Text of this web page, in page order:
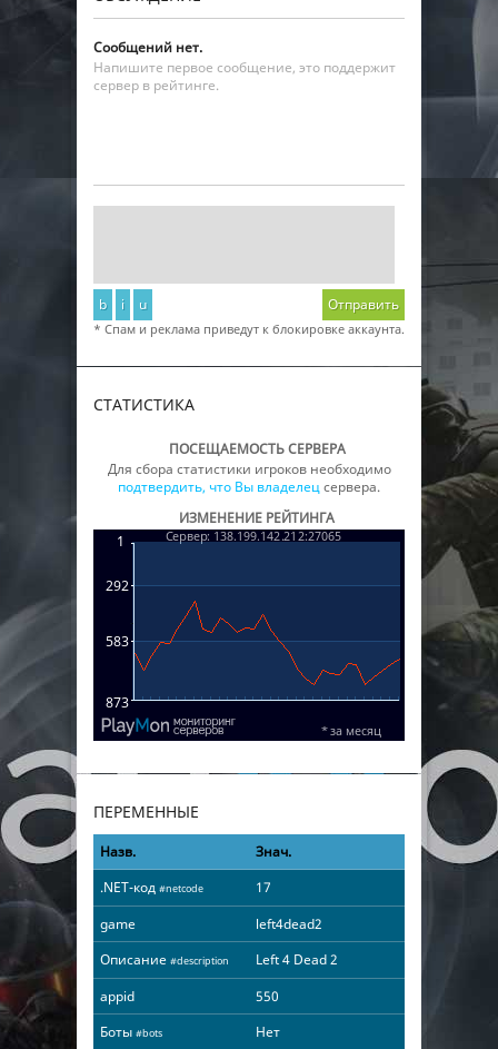
Сообщений нет.
Напишите первое сообщение, это поддержит
сервер в рейтинге.
b i u Отправить
* Спам и реклама приведут к блокировке аккаунта.
СТАТИСТИКА
ПОСЕЩАЕМОСТЬ СЕРВЕРА
Для сбора статистики игроков необходимо
подтвердить, что Вы владелецсервера.
ИЗМЕНЕНИЕ РЕЙТИНГА
ПЕРЕМЕННЫЕ
Назв.
Знач.
.NET-код #netcode
17
game
left4dead2
Описание #description
Left 4 Dead 2
appid
550
Боты #bots
Нет